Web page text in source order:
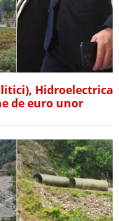
Hidroelectrica
de euro unor